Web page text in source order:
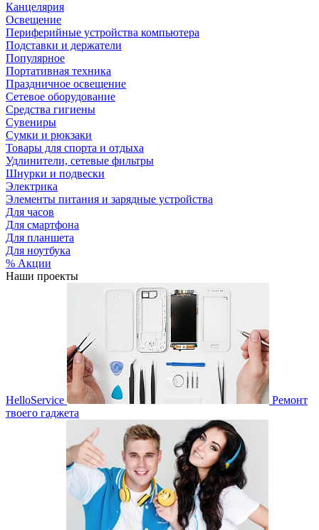
Канцелярия
Освещение
Периферийные устройства компьютера
Подставки и держатели
Популярное
Портативная техника
Праздничное освещение
Сетевое оборудование
Средства гигиены
Сувениры
Сумки и рюкзаки
Товары для спорта и отдыха
Удлинители, сетевые фильтры
Шнурки и подвески
Электрика
Элементы питания и зарядные устройства
Для часов
Для смартфона
Для планшета
Для ноутбука
% Акции
Наши проекты
HelloService
Ремонт
твоего гаджета